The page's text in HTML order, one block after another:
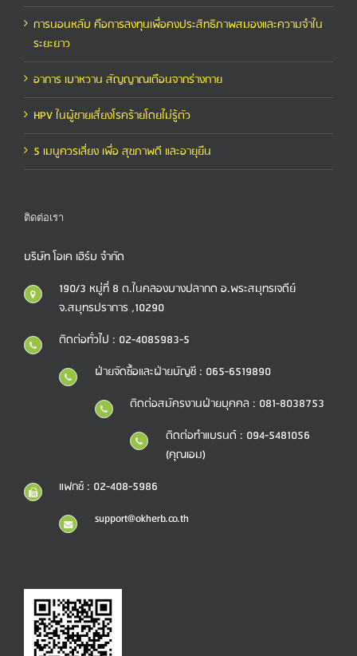
การนอนหลับ คือการลงทุนเพื่อคงประสิทธิภาพสมองและความจำใน
ระยะยาว
อาการ เบาหวาน สัญญาณเตือนจากร่างกาย
HPV ในผู้ชายเสี่ยงโรคร้ายโดยไม่รู้ตัว
5 เมนูควรเลี่ยง เพื่อ สุขภาพดี และอายุยืน
ติดต่อเรา
บริษัท โอเค เฮิร์บ จำกัด
190/3 หมู่ที่ 8 ต.ในคลองบางปลากด อ.พระสมุทรเจดีย์
จ.สมุทรปราการ ,10290
ติดต่อทั่วไป : 02-4085983-5
ฝ่ายจัดซื้อและฝ่ายบัญชี : 065-6519890
ติดต่อสมัครงานฝ่ายบุคคล : 081-8038753
ติดต่อทำแบรนด์ : 094-5481056
(คุณเอม)
แฟกซ์ : 02-408-5986
support@okherb.co.th